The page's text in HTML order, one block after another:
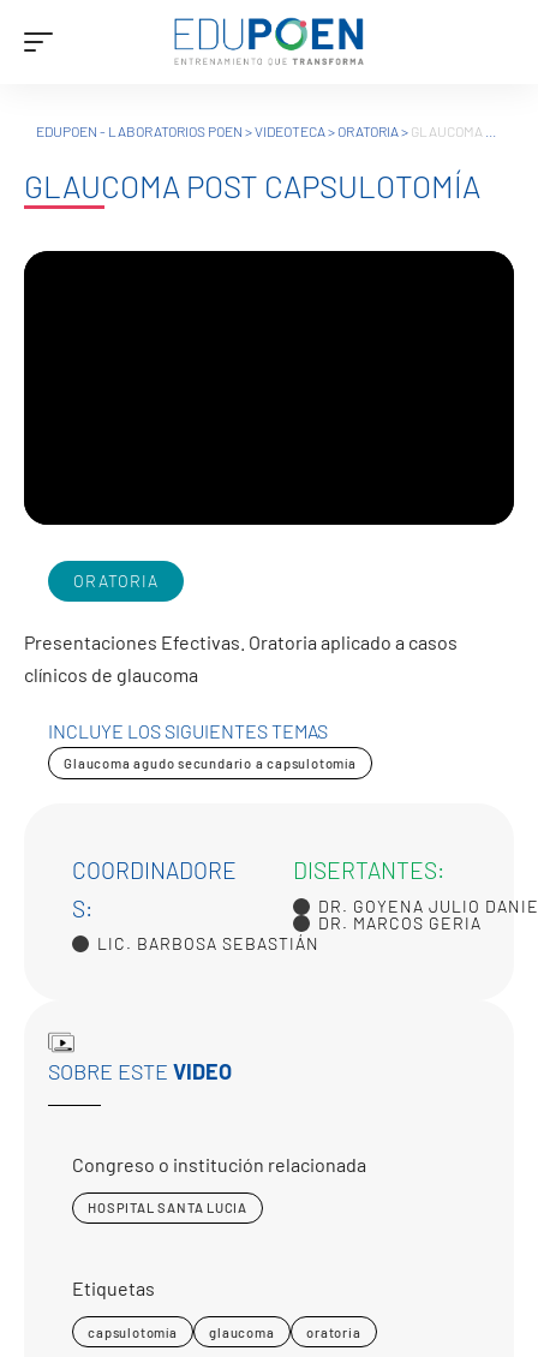
EDUPOEN - LABORATORIOS POEN >VIDEOTECA> ORATORIA> GLAUCOMA POST CAPSULOTOMÍA
GLAUCOMA POST CAPSULOTOMÍA
ORATORIA
Presentaciones Efectivas. Oratoria aplicado a casos
clínicos de glaucoma
INCLUYE LOS SIGUIENTES TEMAS
Glaucoma agudo secundario a capsulotomía
COORDINADORE
S:
LIC. BARBOSA SEBASTIÁN
DISERTANTES:
DR. GOYENA JULIO
DR. MARCOS GERIA
SOBRE ESTE VIDEO
Congreso o institución relacionada
HOSPITAL SANTA LUCIA
Etiquetas
capsulotomía glaucoma oratoria